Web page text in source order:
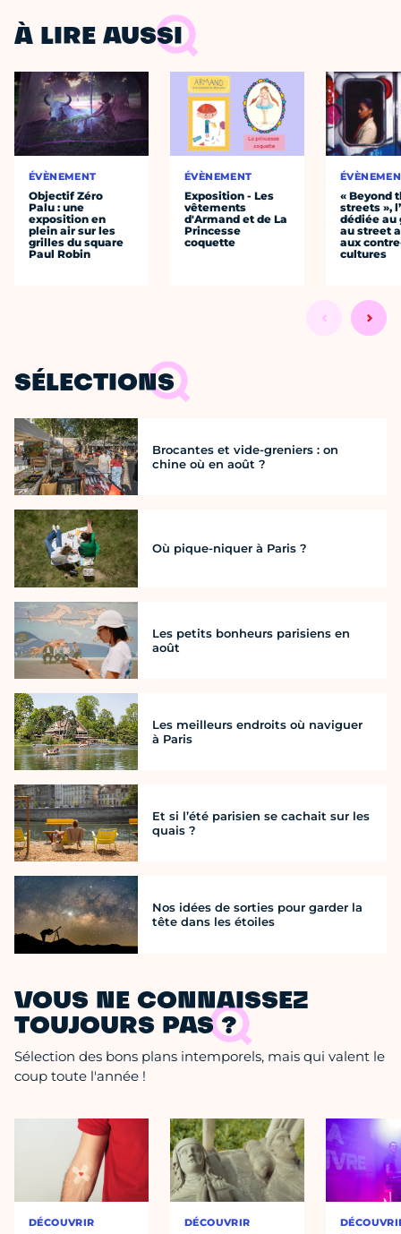
À LIRE AUSSI
ÉVÈNEMENT
Objectif Zéro
Palu : une
exposition en
plein air sur les
grilles du square
Paul Robin
ÉVÈNEMENT
Exposition - Les
vêtements
d'Armand et de La
Princesse
coquette
« Beyond
streets »,
dédiée au
au street
aux
cultures
SÉLECTIONS
Brocantes et vide-greniers : on
chine où en août ?
Où pique-niquer à Paris ?
Les petits bonheurs parisiens en
août
Les meilleurs endroits où naviguer
à Paris
Et si l’été parisien se cachait sur les
quais ?
Nos idées de sorties pour garder la
tête dans les étoiles
VOUS NE CONNAISSEZ
TOUJOURS PAS ?
Sélection des bons plans intemporels, mais qui valent le
coup toute l'année !
DÉCOUVRIR DÉCOUVRIR